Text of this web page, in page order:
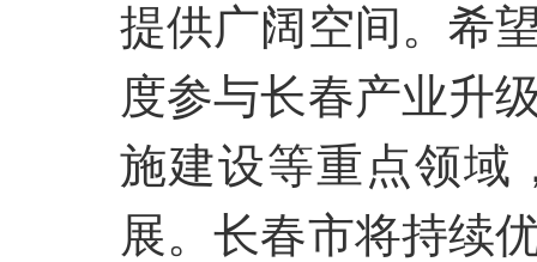
提供广阔空间。希
度参与长春产业升
施建设等重点领域
展。长春市将持续